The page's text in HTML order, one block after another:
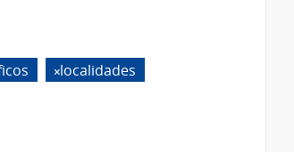
localidades